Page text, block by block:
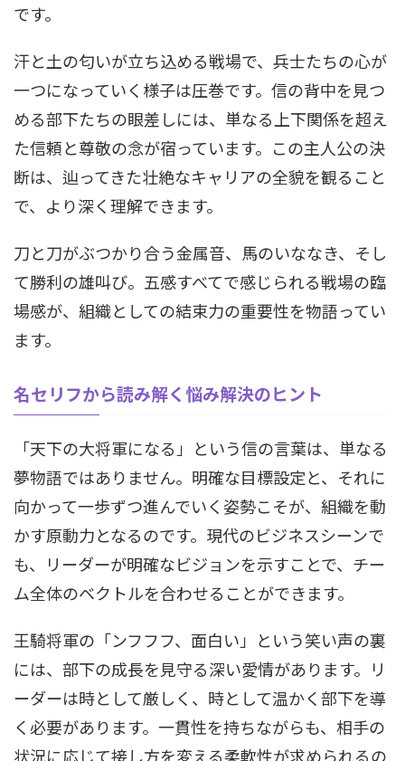
です。
汗と土の匂いが立ち込める戦場で、兵士たちの心が
一つになっていく様子は圧巻です。信の背中を見つ
める部下たちの眼差しには、単なる上下関係を超え
た信頼と尊敬の念が宿っています。この主人公の決
断は、辿ってきた壮絶なキャリアの全貌を観ること
で、より深く理解できます。
刀と刀がぶつかり合う金属音、馬のいななき、そし
て勝利の雄叫び。五感すべてで感じられる戦場の臨
場感が、組織としての結束力の重要性を物語ってい
ます。
名セリフから読み解く悩み解決のヒント
「天下の大将軍になる」という信の言葉は、単なる
夢物語ではありません。明確な目標設定と、それに
向かって一歩ずつ進んでいく姿勢こそが、組織を動
かす原動力となるのです。現代のビジネスシーンで
も、リーダーが明確なビジョンを示すことで、チー
ム全体のベクトルを合わせることができます。
王騎将軍の「ンフフフ、面白い」という笑い声の裏
には、部下の成長を見守る深い愛情があります。リ
ーダーは時として厳しく、時として温かく部下を導
く必要があります。一貫性を持ちながらも、相手の
状況に応じて接し方を変える柔軟性が求められるの